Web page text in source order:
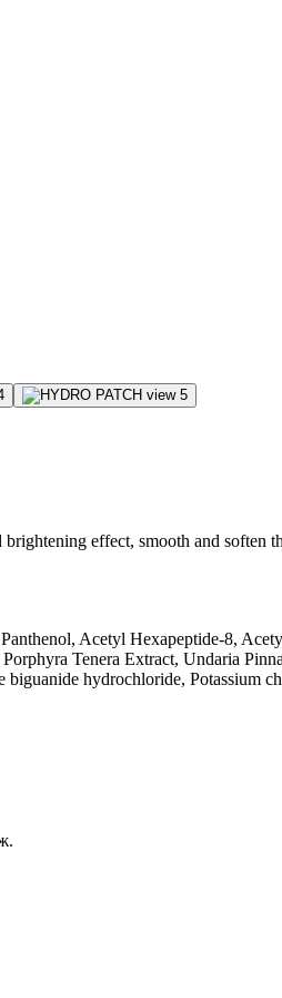
effect, smooth and soften
Acetyl Hexapeptide-8,
Tenera Extract, Undaria
hydrochloride, Potassium